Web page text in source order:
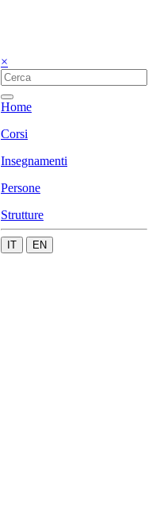
×
Home
Corsi
Insegnamenti
Persone
Strutture
IT EN